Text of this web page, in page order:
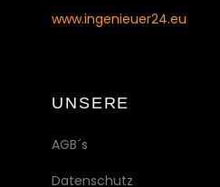
www.ingenieuer24.eu
UNSERE
AGB´s
Datenschutz